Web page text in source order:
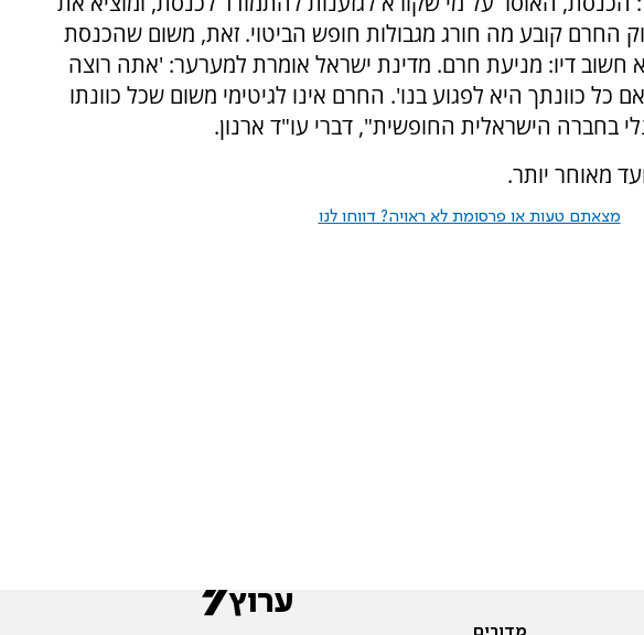
החרם קובע מה חורג מגבולות חופש הביטוי. זאת, משום שהכנסת
חשוב דיו: מניעת חרם. מדינת ישראל אומרת למערער: 'אתה רוצה
כוונתך היא לפגוע בנו'. החרם אינו לגיטימי משום שכל כוונתו
בחברה הישראלית החופשית", דברי עו"ד ארנון.
מאוחר יותר.
מצאתם טעות או פרסומת לא ראויה? דווחו לנו
מדורים